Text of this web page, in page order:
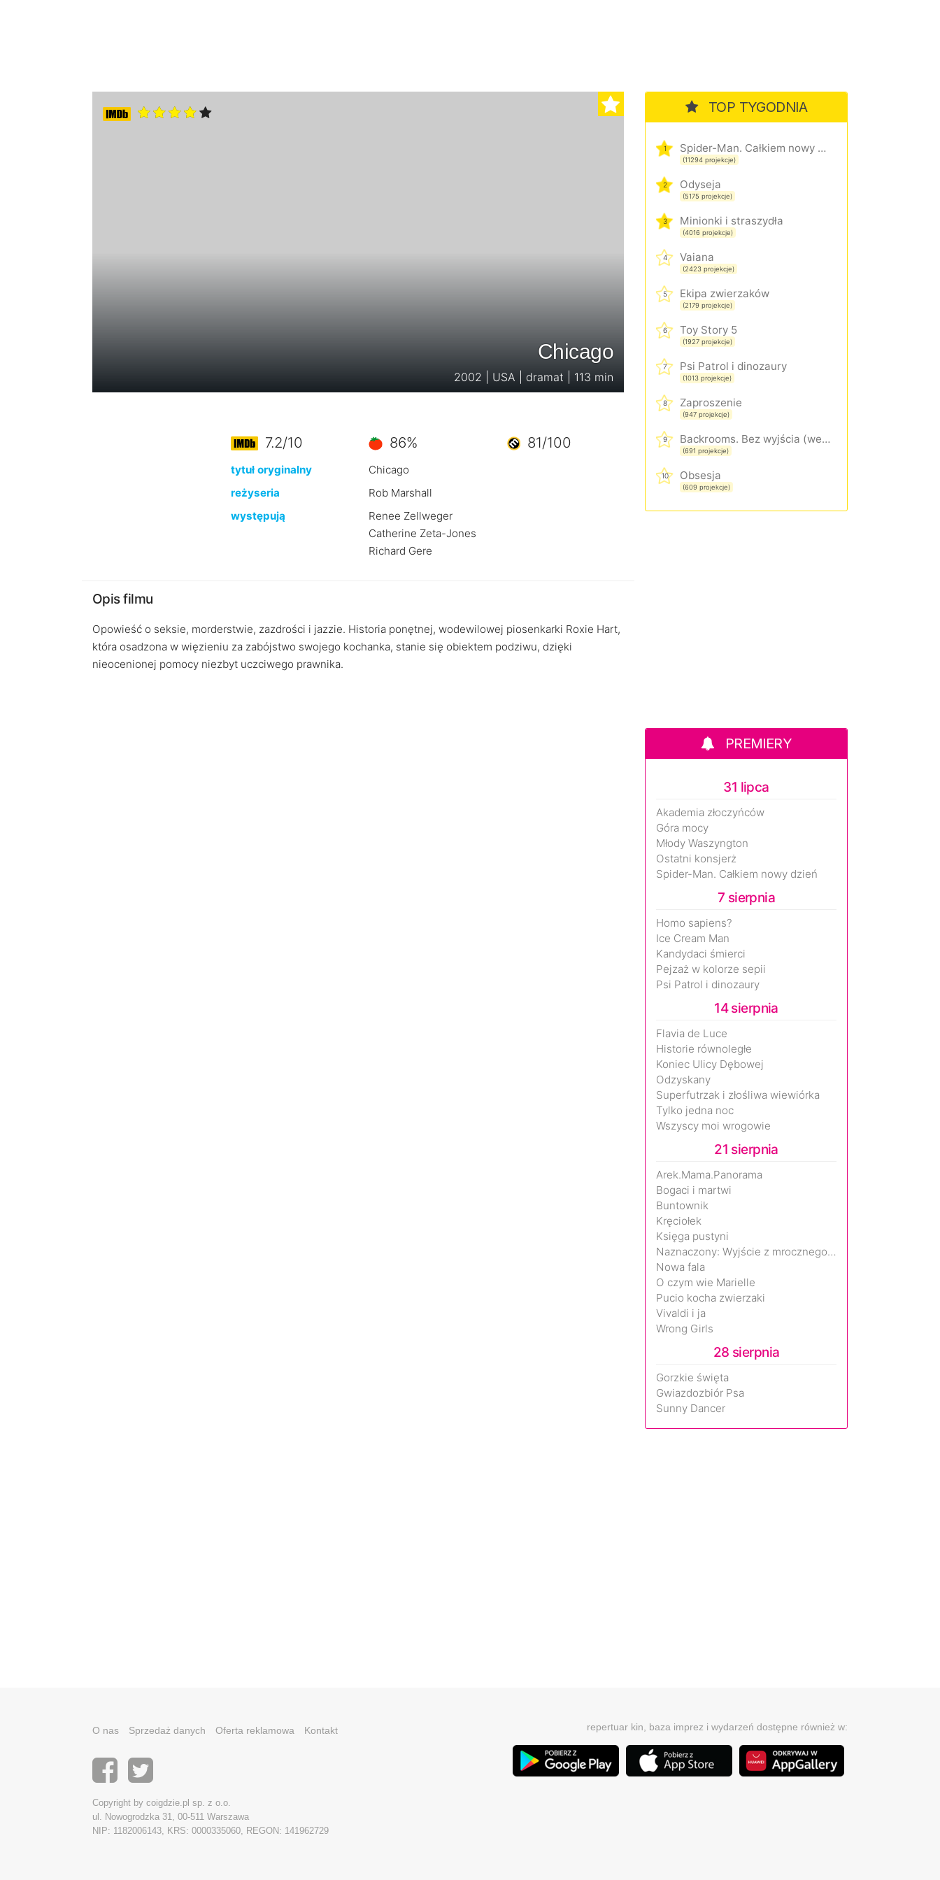
Chicago
2002 | USA | dramat | 113 min
7.2/10 86% 81/100
tytuł oryginalny
Chicago
reżyseria
Rob Marshall
występują
Renee Zellweger
Catherine Zeta-Jones
Richard Gere
Opis filmu
Opowieść o seksie, morderstwie, zazdrości i jazzie. Historia ponętnej, wodewilowej piosenkarki Roxie Hart,
która osadzona w więzieniu za zabójstwo swojego kochanka, stanie się obiektem podziwu, dzięki
nieocenionej pomocy niezbyt uczciwego prawnika.
TOP TYGODNIA
1 Spider-Man. Całkiem nowy dzień
(11294 projekcje)
2 Odyseja
(5175 projekcje)
3 Minionki i straszydła
(4016 projekcje)
4 Vaiana
(2423 projekcje)
5 Ekipa zwierzaków
(2179 projekcje)
6 Toy Story 5
(1927 projekcje)
7 Psi Patrol i dinozaury
(1013 projekcje)
8 Zaproszenie
(947 projekcje)
9 Backrooms. Bez wyjścia (wersja rozszerzona)
(691 projekcje)
10 Obsesja
(609 projekcje)
PREMIERY
31 lipca
Akademia złoczyńców
Góra mocy
Młody Waszyngton
Ostatni konsjerż
Spider-Man. Całkiem nowy dzień
7 sierpnia
Homo sapiens?
Ice Cream Man
Kandydaci śmierci
Pejzaż w kolorze sepii
Psi Patrol i dinozaury
14 sierpnia
Flavia de Luce
Historie równoległe
Koniec Ulicy Dębowej
Odzyskany
Superfutrzak i złośliwa wiewiórka
Tylko jedna noc
Wszyscy moi wrogowie
21 sierpnia
Arek.Mama.Panorama
Bogaci i martwi
Buntownik
Kręciołek
Księga pustyni
Naznaczony: Wyjście z mrocznego wymiaru
Nowa fala
O czym wie Marielle
Pucio kocha zwierzaki
Vivaldi i ja
Wrong Girls
28 sierpnia
Gorzkie święta
Gwiazdozbiór Psa
Sunny Dancer
O nas Sprzedaż danych Oferta reklamowa Kontakt
Copyright by coigdzie.pl sp. z o.o.
ul. Nowogrodzka 31, 00-511 Warszawa
NIP: 1182006143, KRS: 0000335060, REGON: 141962729
repertuar kin, baza imprez i wydarzeń dostępne również w: